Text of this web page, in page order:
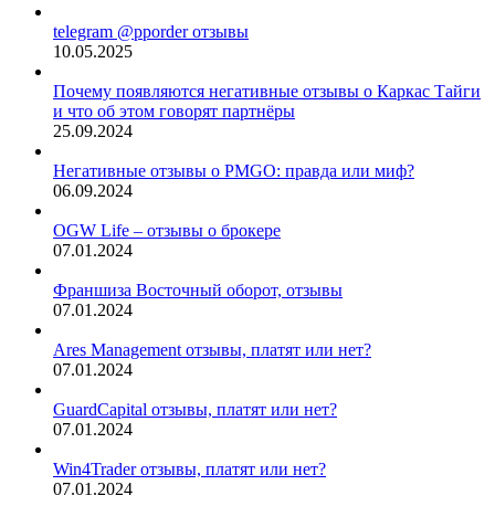
telegram @pporder отзывы
10.05.2025
Почему появляются негативные отзывы о Каркас Тайги
и что об этом говорят партнёры
25.09.2024
Негативные отзывы о PMGO: правда или миф?
06.09.2024
OGW Life – отзывы о брокере
07.01.2024
Франшиза Восточный оборот, отзывы
07.01.2024
Ares Management отзывы, платят или нет?
07.01.2024
GuardCapital отзывы, платят или нет?
07.01.2024
Win4Trader отзывы, платят или нет?
07.01.2024